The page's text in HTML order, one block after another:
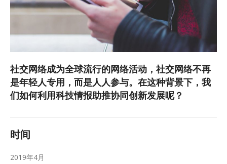
社交网络成为全球流行的网络活动，社交网络不再
是年轻人专用，而是人人参与。在这种背景下，我
们如何利用科技情报助推协同创新发展呢？
时间
2019年4月